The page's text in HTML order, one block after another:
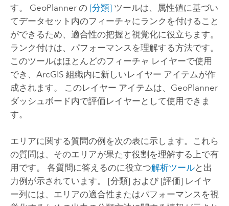
す。 GeoPlannerの [分類]ツールは、属性値に基づい
てデータセット内のフィーチャにランクを付けること
ができるため、適合性の把握と視覚化に役立ちます。
ランク付けは、パフォーマンスを理解する方法です。
このツールはほとんどのフィーチャ レイヤーで使用
でき、ArcGIS 組織内に新しいレイヤー アイテムが作
成されます。 このレイヤー アイテムは、 GeoPlanner
ダッシュボード内で評価レイヤーとして使用できま
す。
エリアに関する質問の例を次の表に示します。これら
の質問は、そのエリアが果たす役割を理解する上で有
用です。 各質問に答えるのに役立つ解析ツールと出
力例が示されています。 [分類] および [評価] レイヤ
ー列には、エリアの適合性またはパフォーマンスを視